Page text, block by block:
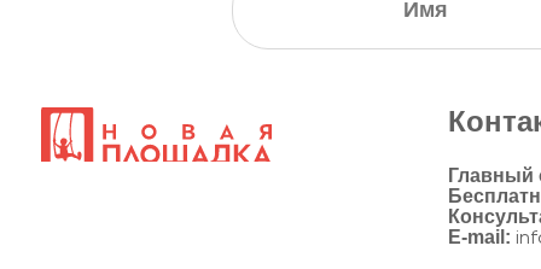
Главный
E-mail: